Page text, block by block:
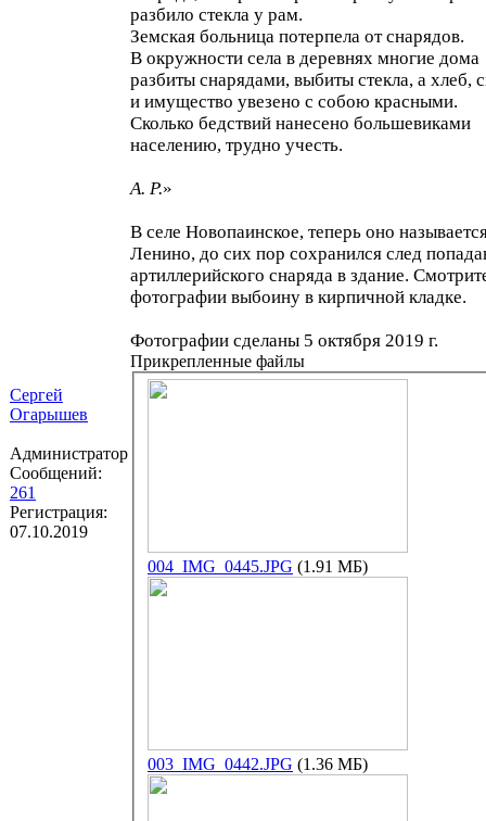
Сергей
Огарышев
Администратор
Сообщений:
261
Регистрация:
07.10.2019
разбило стекла у рам.
Земская больница потерпела от снарядов.
В окружности села в деревнях многие дома
разбиты снарядами, выбиты стекла, а хлеб,
и имущество увезено с собою красными.
Сколько бедствий нанесено большевиками
населению, трудно учесть.
А. Р.»
В селе Новопаинское, теперь оно
Ленино, до сих пор сохранился след
артиллерийского снаряда в здание.
фотографии выбоину в кирпичной кладке.
Фотографии сделаны 5 октября 2019 г.
Прикрепленные файлы
004_IMG_0445.JPG (1.91 МБ)
003_IMG_0442.JPG (1.36 МБ)